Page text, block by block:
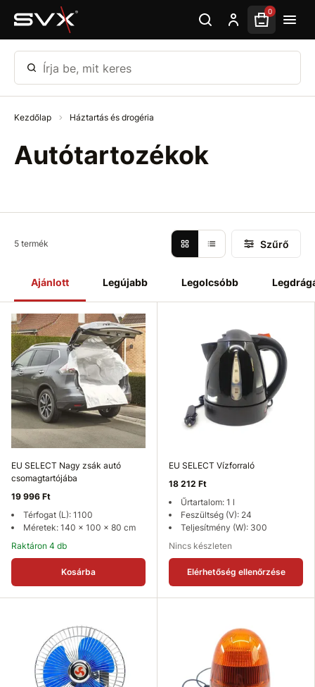
Ugrás az oldal fő részéhez 0
Írja be, mit keres
Kezdőlap Háztartás és drogéria
Autótartozékok
Ajánlott Legújabb Legolcsóbb
5 termék Szűrő
EU SELECT Nagy zsák autó
csomagtartójába
19 996 Ft
Térfogat (L): 1100
Méretek: 140 x 100 x 80 cm
Raktáron 4 db
Kosárba
EU SELECT Vízforraló
18 212 Ft
Űrtartalom: 1 l
Feszültség (V): 24
Teljesítmény (W): 300
Nincs készleten
Elérhetőség ellenőrzése